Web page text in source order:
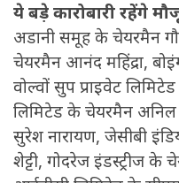
ये बड़े कारोबारी रहेंगे
अडानी समूह के चेयरमैन
चेयरमैन आनंद महिंद्रा,
वोल्वों सुप प्राइवेट
लिमिटेड के चेयरमैन
सुरेश नारायण, जेसीबी
शेट्टी, गोदरेज इंडस्ट्रीज के